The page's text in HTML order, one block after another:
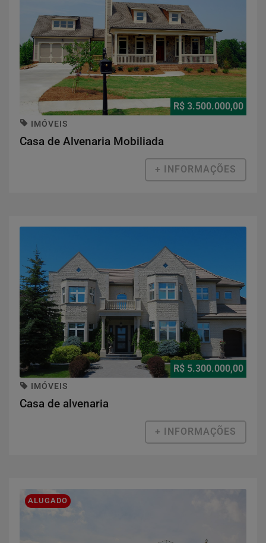
R$ 3.500.000,00
IMÓVEIS
Casa de Alvenaria Mobiliada
+ INFORMAÇÕES
R$ 5.300.000,00
IMÓVEIS
Casa de alvenaria
+ INFORMAÇÕES
ALUGADO